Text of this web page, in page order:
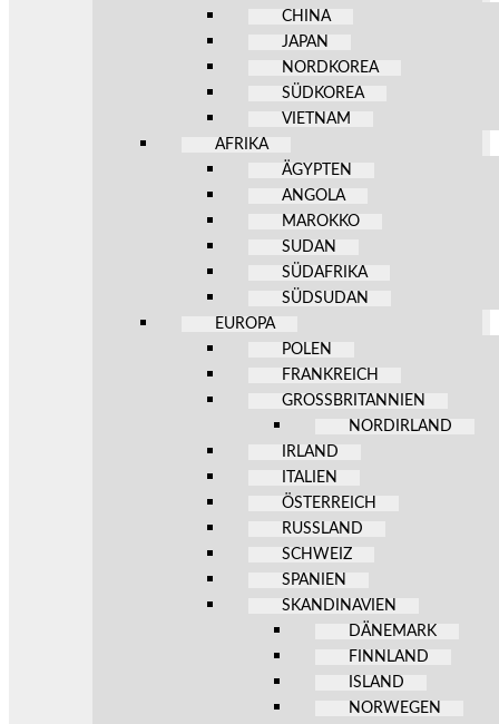
CHINA
JAPAN
NORDKOREA
SÜDKOREA
VIETNAM
AFRIKA
ÄGYPTEN
ANGOLA
MAROKKO
SUDAN
SÜDAFRIKA
SÜDSUDAN
EUROPA
POLEN
FRANKREICH
GROSSBRITANNIEN
NORDIRLAND
IRLAND
ITALIEN
ÖSTERREICH
RUSSLAND
SCHWEIZ
SPANIEN
SKANDINAVIEN
DÄNEMARK
FINNLAND
ISLAND
NORWEGEN